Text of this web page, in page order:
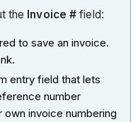
the Invoice # field:
to save an invoice.
entry field that lets
number
invoice numbering